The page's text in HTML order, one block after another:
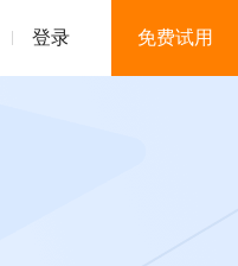
登录 免费试用